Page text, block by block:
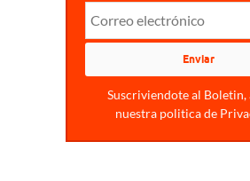
Suscriviendote al Boletin,
nuestra politica de